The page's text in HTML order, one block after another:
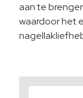
aan te
waardoor het